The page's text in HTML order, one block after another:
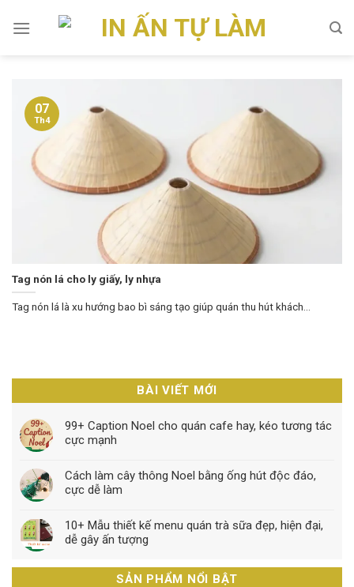
Tag nón lá cho ly giấy, ly nhựa
Tag nón lá là xu hướng bao bì sáng tạo giúp quán thu hút khách...
07
Th4
BÀI VIẾT MỚI
99+ Caption Noel cho quán cafe hay, kéo tương tác
cực mạnh
Cách làm cây thông Noel bằng ống hút độc đáo,
cực dễ làm
10+ Mẫu thiết kế menu quán trà sữa đẹp, hiện đại,
dễ gây ấn tượng
SẢN PHẨM NỔI BẬT